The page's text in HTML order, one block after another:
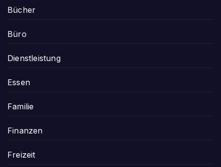
Bücher
Büro
Dienstleistung
Essen
Familie
Finanzen
Freizeit